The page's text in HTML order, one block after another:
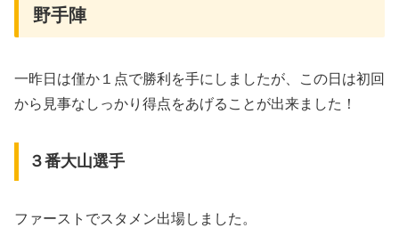
野手陣
一昨日は僅か１点で勝利を手にしましたが、この日は初回
から見事なしっかり得点をあげることが出来ました！
３番大山選手
ファーストでスタメン出場しました。